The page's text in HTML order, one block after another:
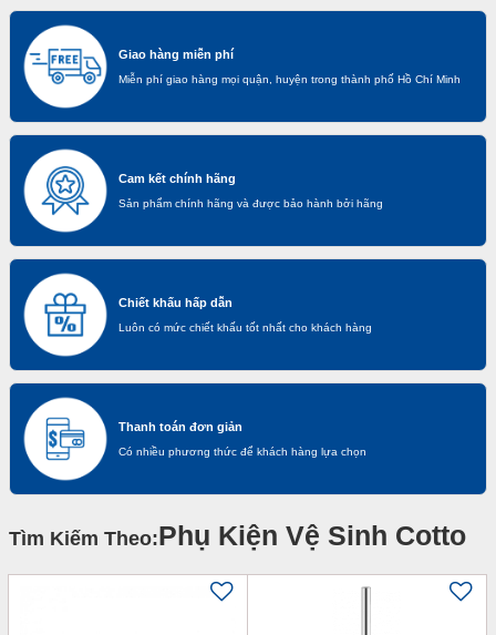
Giao hàng miễn phí
Miễn phí giao hàng mọi quận, huyện trong thành phố Hồ Chí Minh
Cam kết chính hãng
Sản phẩm chính hãng và được bảo hành bởi hãng
Chiết khấu hấp dẫn
Luôn có mức chiết khấu tốt nhất cho khách hàng
Thanh toán đơn giản
Có nhiều phương thức để khách hàng lựa chọn
Tìm Kiếm Theo:Phụ Kiện Vệ Sinh Cotto